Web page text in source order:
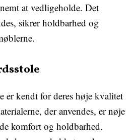
at vedligeholde. Det
sikrer holdbarhed og
er kendt for deres høje kvalitet
der anvendes, er nøje
komfort og holdbarhed.